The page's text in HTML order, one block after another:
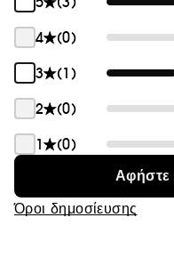
νησιά, αντηλιακό και
Ένα SPF που γυαλίζει
καλοκαίρι σας.
Μοιάζει με
προστατεύει σαν
σας προϊόν χωρίς κόπο.
4
(0)
3
(1)
2
(0)
1
(0)
Αφήστε
Όροι δημοσίευσης